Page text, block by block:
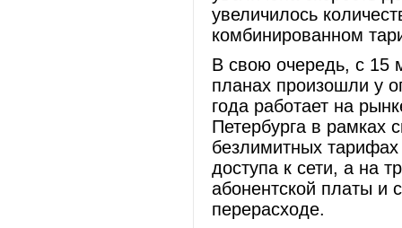
увеличилось
комбинированном
В свою очередь, с 15
планах произошли у
года работает на
Петербурга в рамках
безлимитных тарифах
доступа к сети, а на
абонентской платы и
перерасходе.